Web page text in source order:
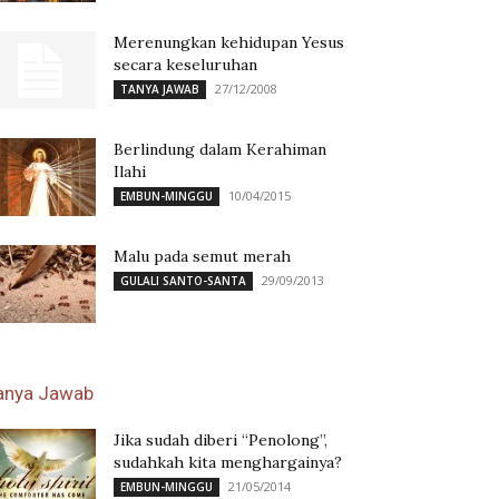
Merenungkan kehidupan Yesus
secara keseluruhan
TANYA JAWAB 27/12/2008
Berlindung dalam Kerahiman
Ilahi
EMBUN-MINGGU 10/04/2015
Malu pada semut merah
GULALI SANTO-SANTA 29/09/2013
Jawab
Jika sudah diberi “Penolong”,
sudahkah kita menghargainya?
EMBUN-MINGGU 21/05/2014